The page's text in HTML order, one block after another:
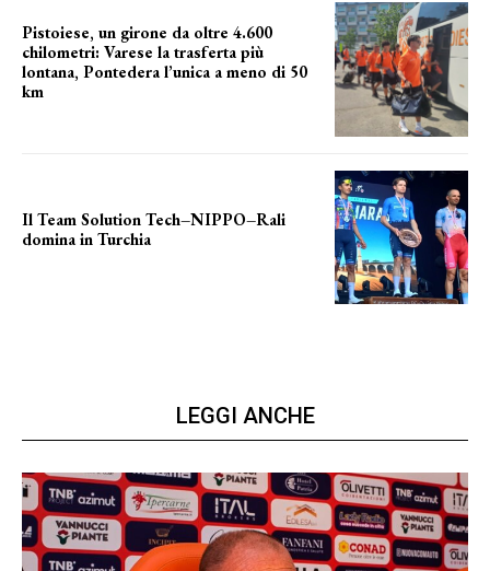
Pistoiese, un girone da oltre 4.600
chilometri: Varese la trasferta più
lontana, Pontedera l’unica a meno di 50
km
Il Team Solution Tech–NIPPO–Rali
domina in Turchia
LEGGI ANCHE